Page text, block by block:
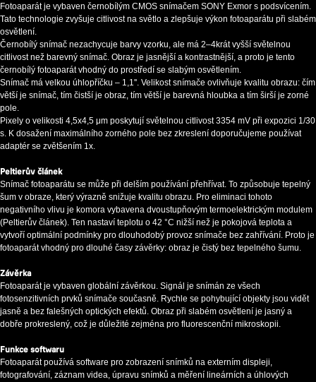
Fotoaparát je vybaven černobílým CMOS snímačem SONY Exmor s podsvícením.
Tato technologie zvyšuje citlivost na světlo a zlepšuje výkon fotoaparátu při slabém
osvětlení.
Černobílý snímač nezachycuje barvy vzorku, ale má 2–4krát vyšší světelnou
citlivost než barevný snímač. Obraz je jasnější a kontrastnější, a proto je tento
černobílý fotoaparát vhodný do prostředí se slabým osvětlením.
Snímač má velkou úhlopříčku – 1,1''. Velikost snímače ovlivňuje kvalitu obrazu: čím
větší je snímač, tím čistší je obraz, tím větší je barevná hloubka a tím širší je zorné
pole.
Pixely o velikosti 4,5x4,5 μm poskytují světelnou citlivost 3354 mV při expozici 1/30
s. K dosažení maximálního zorného pole bez zkreslení doporučujeme používat
adaptér se zvětšením 1x.
Peltierův článek
Snímač fotoaparátu se může při delším používání přehřívat. To způsobuje tepelný
šum v obraze, který výrazně snižuje kvalitu obrazu. Pro eliminaci tohoto
negativního vlivu je komora vybavena dvoustupňovým termoelektrickým modulem
(Peltierův článek). Ten nastaví teplotu o 42 °C nižší než je pokojová teplota a
vytvoří optimální podmínky pro dlouhodobý provoz snímače bez zahřívání. Proto je
fotoaparát vhodný pro dlouhé časy závěrky: obraz je čistý bez tepelného šumu.
Závěrka
Fotoaparát je vybaven globální závěrkou. Signál je snímán ze všech
fotosenzitivních prvků snímače současně. Rychle se pohybující objekty jsou vidět
jasně a bez falešných optických efektů. Obraz při slabém osvětlení je jasný a
dobře prokreslený, což je důležité zejména pro fluorescenční mikroskopii.
Funkce softwaru
Fotoaparát používá software pro zobrazení snímků na externím displeji,
fotografování, záznam videa, úpravu snímků a měření lineárních a úhlových